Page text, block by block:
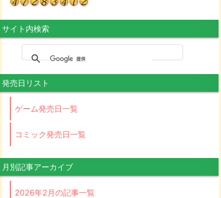
サイト内検索
発売日リスト
ゲーム発売日一覧
コミック発売日一覧
月別記事アーカイブ
2026年2月の記事一覧